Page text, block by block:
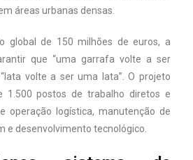
áreas urbanas densas.
global de 150 milhões de euros, a
que “uma garrafa volte a ser
volte a ser uma lata”. O projeto
1.500 postos de trabalho diretos e
operação logística, manutenção de
e desenvolvimento tecnológico.